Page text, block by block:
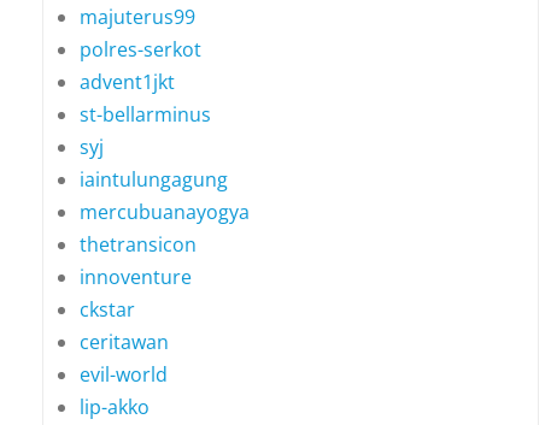
majuterus99
polres-serkot
advent1jkt
st-bellarminus
syj
iaintulungagung
mercubuanayogya
thetransicon
innoventure
ckstar
ceritawan
evil-world
lip-akko